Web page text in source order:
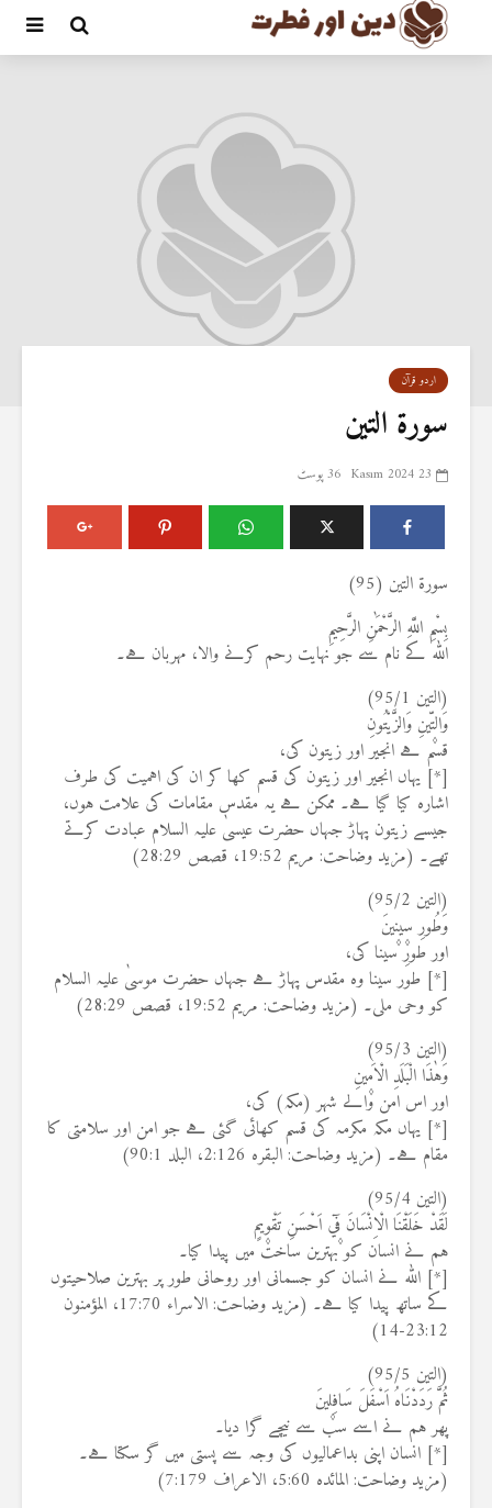
اردو قرآن
سورۃ التین
23 Kasım 2024 36 پوسٹ
سورۃ التین (95)
بِسْمِ اللَّهِ الرَّحْمَٰنِ الرَّحِيمِ
اللہ کے نام سے جو نہایت رحم کرنے والا، مہربان ہے۔
(التین 95/1)
وَالتّ۪ينِ وَالزَّيْتُونِ
قسم ہے انجیر اور زیتون کی،
[*] یہاں انجیر اور زیتون کی قسم کھا کر ان کی اہمیت کی طرف
اشارہ کیا گیا ہے۔ ممکن ہے یہ مقدس مقامات کی علامت ہوں،
جیسے زیتون پہاڑ جہاں حضرت عیسیٰ علیہ السلام عبادت کرتے
تھے۔ (مزید وضاحت: مریم 19:52، قصص 28:29)
(التین 95/2)
وَطُورِ س۪ين۪ينَ
اور طورِ سینا کی،
[*] طور سینا وہ مقدس پہاڑ ہے جہاں حضرت موسیٰ علیہ السلام
کو وحی ملی۔ (مزید وضاحت: مریم 19:52، قصص 28:29)
(التین 95/3)
وَهٰذَا الْبَلَدِ الْاَم۪ينِ
اور اس امن والے شہر (مکہ) کی،
[*] یہاں مکہ مکرمہ کی قسم کھائی گئی ہے جو امن اور سلامتی کا
مقام ہے۔ (مزید وضاحت: البقرہ 2:126، البلد 90:1)
(التین 95/4)
لَقَدْ خَلَقْنَا الْاِنْسَانَ ف۪ٓي اَحْسَنِ تَقْو۪يمٍ
ہم نے انسان کو بہترین ساخت میں پیدا کیا۔
[*] اللہ نے انسان کو جسمانی اور روحانی طور پر بہترین صلاحیتوں
کے ساتھ پیدا کیا ہے۔ (مزید وضاحت: الاسراء 17:70، المؤمنون
23:12-14)
(التین 95/5)
ثُمَّ رَدَدْنَاهُ اَسْفَلَ سَافِل۪ينَ
پھر ہم نے اسے سب سے نیچے گرا دیا۔
[*] انسان اپنی بداعمالیوں کی وجہ سے پستی میں گر سکتا ہے۔
(مزید وضاحت: المائدہ 5:60، الاعراف 7:179)